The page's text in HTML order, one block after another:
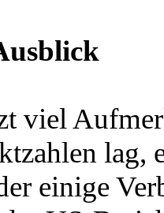
viel
lag,
einige